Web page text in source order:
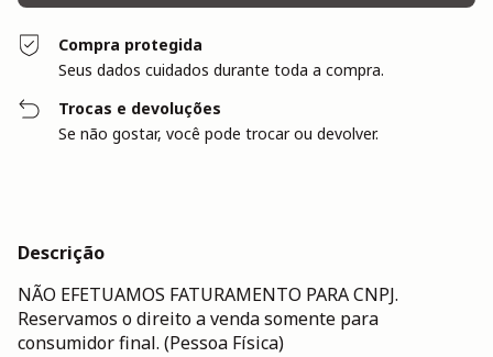
Compra protegida
Seus dados cuidados durante toda a compra.
Trocas e devoluções
Se não gostar, você pode trocar ou devolver.
Descrição
NÃO EFETUAMOS FATURAMENTO PARA CNPJ.
Reservamos o direito a venda somente para
consumidor final. (Pessoa Física)